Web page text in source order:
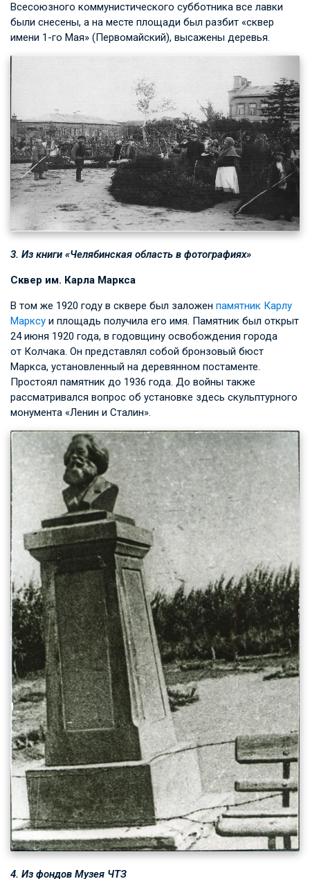
Всесоюзного коммунистического субботника все лавки
были снесены, а на месте площади был разбит «сквер
имени 1-го Мая» (Первомайский), высажены деревья.
3. Из книги «Челябинская область в фотографиях»
Сквер им. Карла Маркса
В том же 1920 году в сквере был заложен памятник Карлу
Марксу и площадь получила его имя. Памятник был открыт
24 июня 1920 года, в годовщину освобождения города
от Колчака. Он представлял собой бронзовый бюст
Маркса, установленный на деревянном постаменте.
Простоял памятник до 1936 года. До войны также
рассматривался вопрос об установке здесь скульптурного
монумента «Ленин и Сталин».
4. Из фондов Музея ЧТЗ